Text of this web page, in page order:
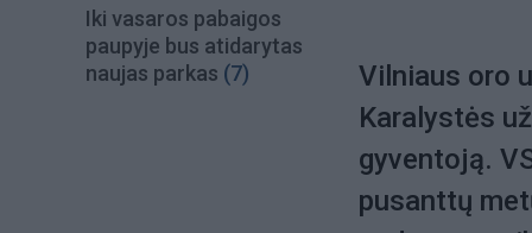
Iki vasaros pabaigos
paupyje bus atidarytas
naujas parkas (7)
Vilniaus oro
Karalystės
gyventoją.
pusanttų